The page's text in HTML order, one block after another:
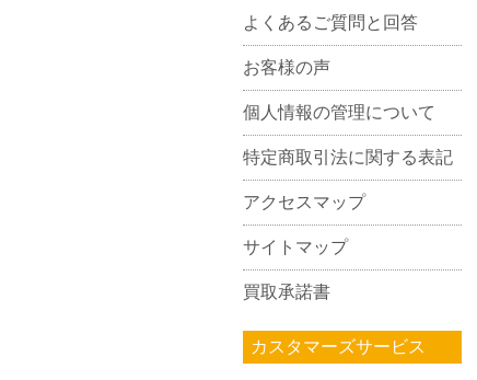
よくあるご質問と回答
お客様の声
個人情報の管理について
特定商取引法に関する表記
アクセスマップ
サイトマップ
買取承諾書
カスタマーズサービス